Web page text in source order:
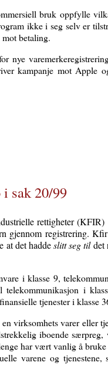
bruk oppfylle
ikke i seg selv er
betaling.
nye
kampanje mot Apple
sak 20/99
rettigheter (KFIR)
gjennom registrering.
at det haddeslitt seg tildet
i klasse 9,
i
tjenester i klasse
virksomhets varer eller
iboende
har vært vanlig å
varene og tjenestene,